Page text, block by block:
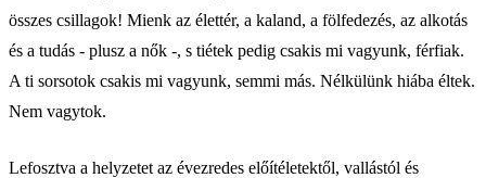
összes csillagok! Mienk az élettér, a kaland, a fölfedezés, az alkotás
és a tudás - plusz a nők -, s tiétek pedig csakis mi vagyunk, férfiak.
A ti sorsotok csakis mi vagyunk, semmi más. Nélkülünk hiába éltek.
Nem vagytok.
Lefosztva a helyzetet az évezredes előítéletektől, vallástól és